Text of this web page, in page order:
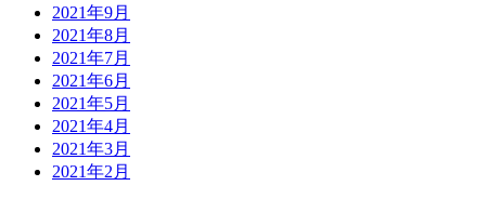
2021年9月
2021年8月
2021年7月
2021年6月
2021年5月
2021年4月
2021年3月
2021年2月